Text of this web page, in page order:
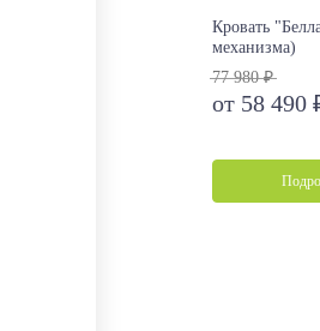
Кровать
механизма)
77 980 ₽
от 58 490